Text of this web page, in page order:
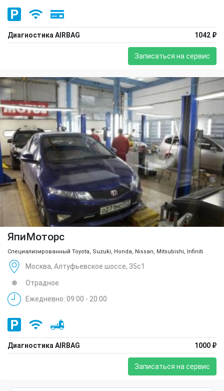
Диагностика AIRBAG 1042 ₽
Записаться на сервис
ЯпиМоторс
Специализированный Toyota, Suzuki, Honda, Nissan, Mitsubishi, Infiniti
Москва, Алтуфьевское шоссе, 35с1
Отрадное
Ежедневно: 09:00 - 20:00
Диагностика AIRBAG 1000 ₽
Записаться на сервис